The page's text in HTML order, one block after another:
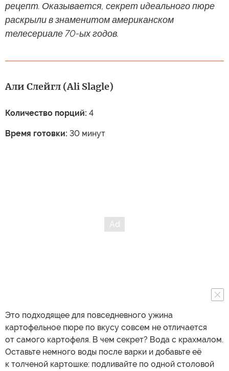
рецепт. Оказывается, секрет идеального пюре
раскрыли в знаменитом американском
телесериале 70-ых годов.
Али Слейгл (Ali Slagle)
Количество порций: 4
Время готовки: 30 минут
Это подходящее для повседневного ужина
картофельное пюре по вкусу совсем не отличается
от самого картофеля. В чем секрет? Вода с крахмалом.
Оставьте немного воды после варки и добавьте её
к толченой картошке: подливайте по одной столовой